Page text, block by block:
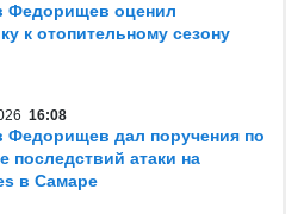
Федорищев оценил
к отопительному сезону
16:08
Федорищев дал поручения по
последствий атаки на
в Самаре